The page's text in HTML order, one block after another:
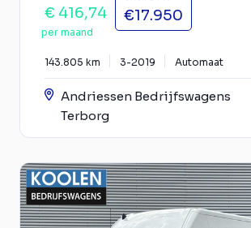
€ 416,74
per maand
€17.950
143.805 km 3-2019 Automaat
Andriessen Bedrijfswagens
Terborg